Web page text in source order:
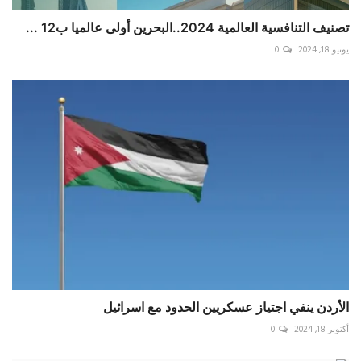
تصنيف التنافسية العالمية 2024..البحرين أولى عالميا ب12 ...
يونيو 18, 2024 0
الأردن ينفي اجتياز عسكريين الحدود مع اسرائيل
أكتوبر 18, 2024 0